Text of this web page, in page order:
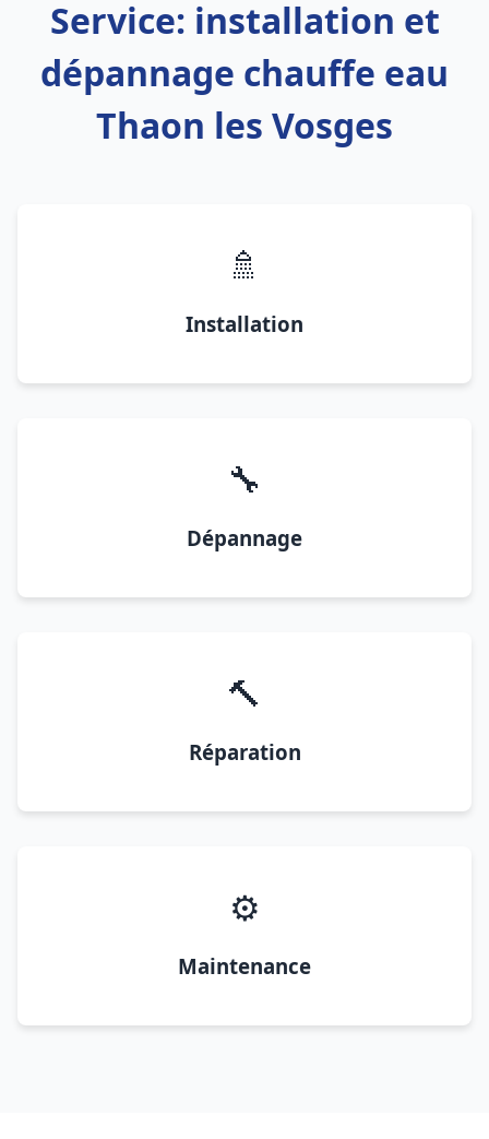
Service: installation et
dépannage chauffe eau
Thaon les Vosges
🚿
Installation
🔧
Dépannage
🔨
Réparation
⚙️
Maintenance